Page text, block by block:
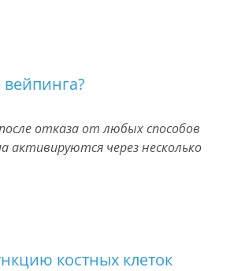
отказа от любых способов
активируются через несколько
костных клеток